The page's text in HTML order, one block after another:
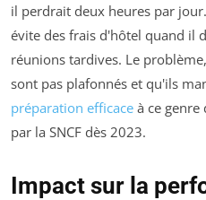
il perdrait deux heures par
évite des frais d'hôtel quand il
réunions tardives. Le
sont pas plafonnés et qu'ils
préparation efficace à ce
par la SNCF dès 2023.
Impact sur la